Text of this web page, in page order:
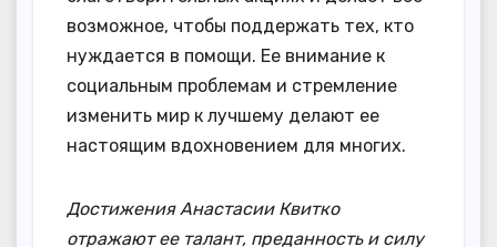
возможное, чтобы поддержать тех, кто
нуждается в помощи. Ее внимание к
социальным проблемам и стремление
изменить мир к лучшему делают ее
настоящим вдохновением для многих.
Достижения Анастасии Квитко
отражают ее талант, преданность и силу